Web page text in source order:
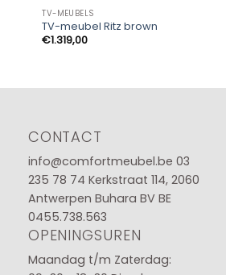
TV-MEUBELS
TV-meubel Ritz brown
€1.319,00
CONTACT
info@comfortmeubel.be 03
235 78 74 Kerkstraat 114, 2060
Antwerpen Buhara BV BE
0455.738.563
OPENINGSUREN
Maandag t/m Zaterdag: